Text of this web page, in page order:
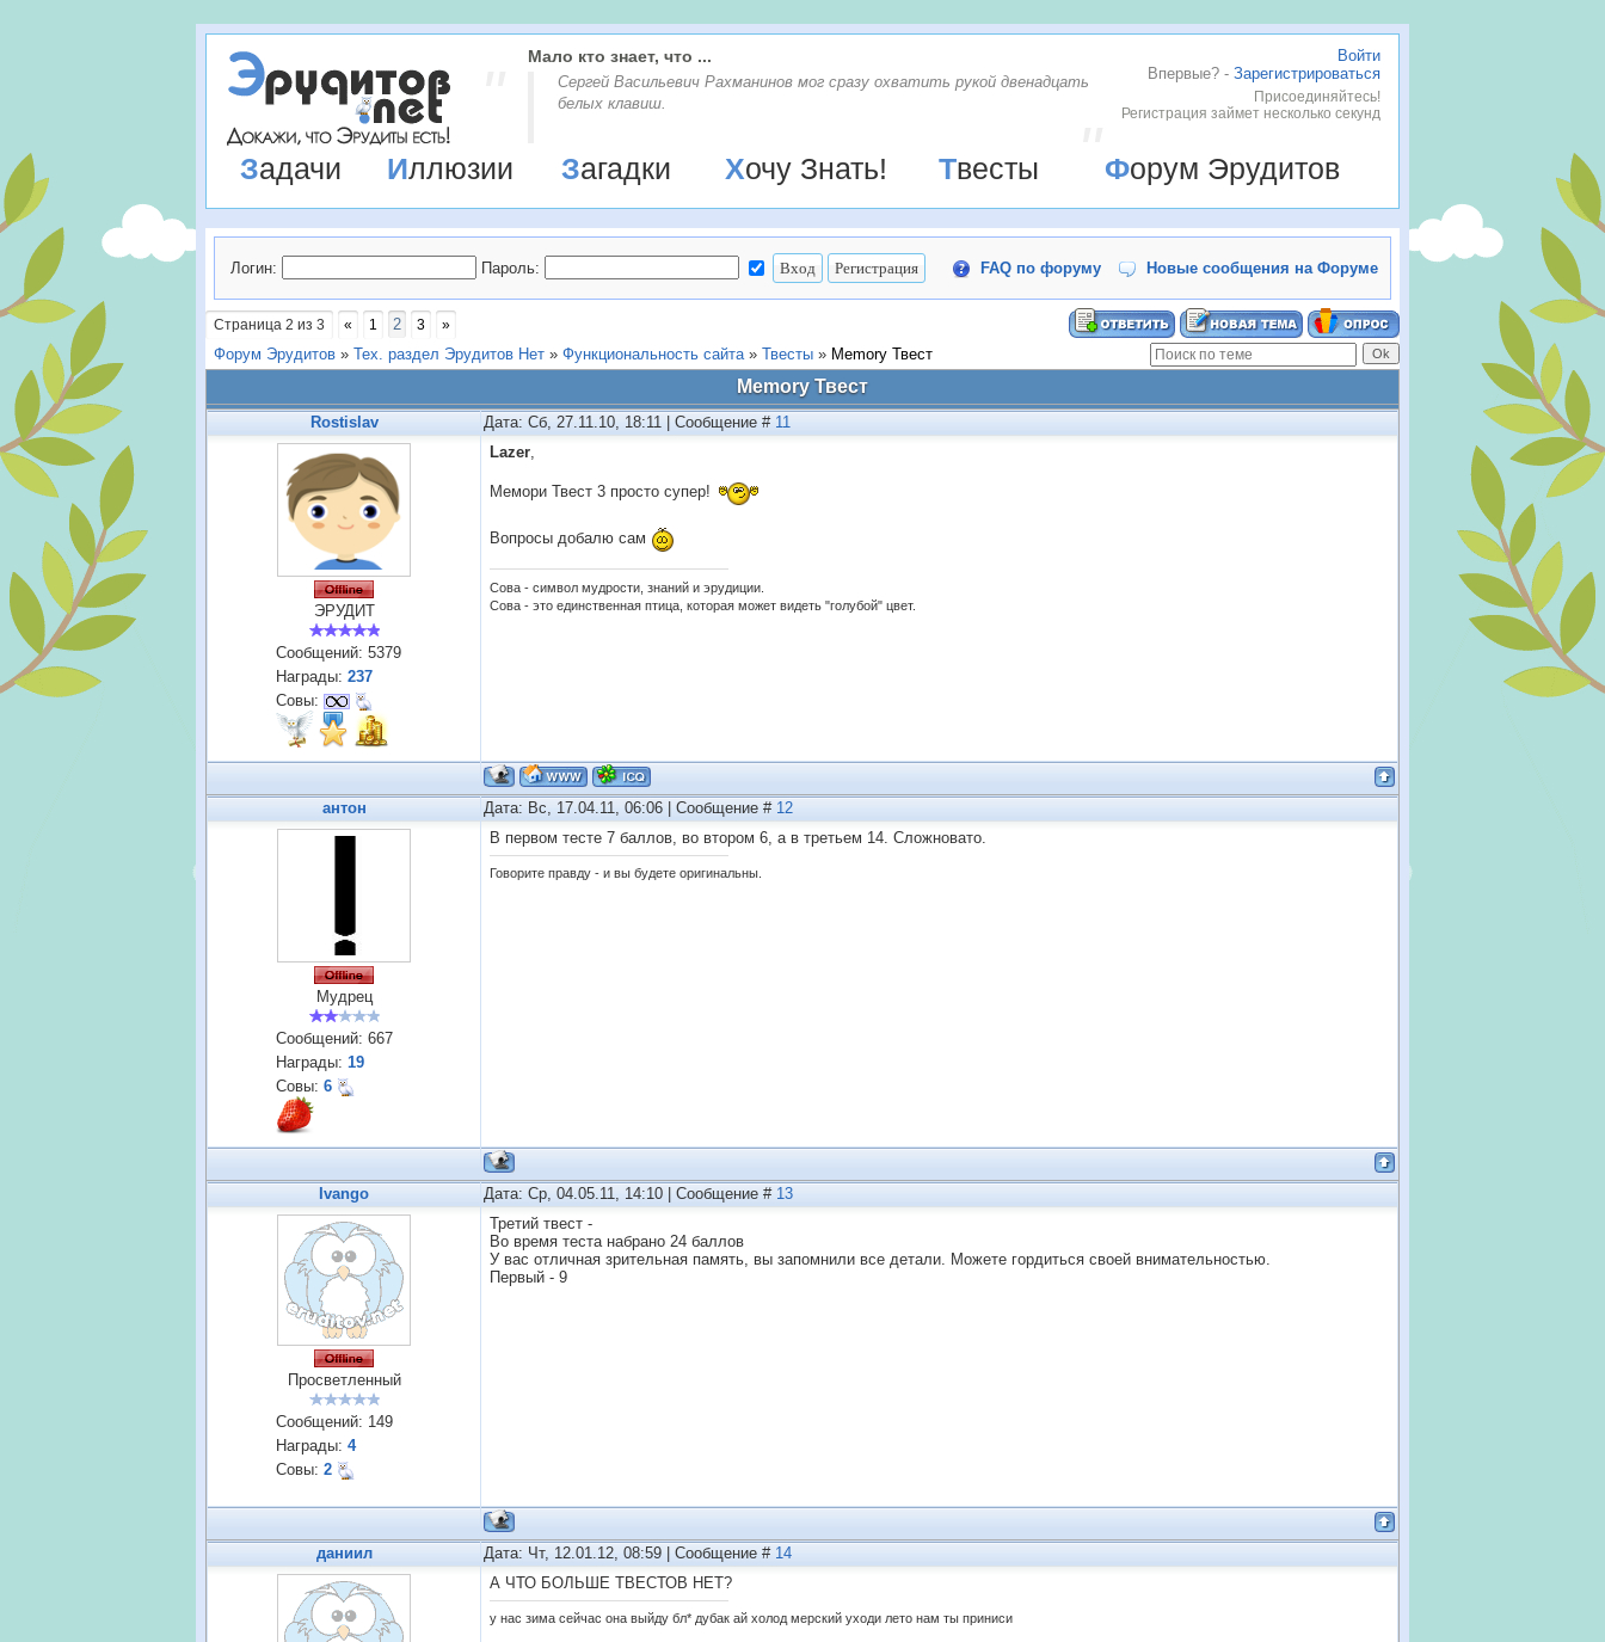
Войти
Впервые? - Зарегистрироваться
Присоединяйтесь!
Регистрация займет несколько секунд
Мало кто знает, что ...
Сергей Васильевич Рахманинов мог сразу охватить рукой двенадцать
белых клавиш.
Задачи Иллюзии Загадки Хочу Знать! Твесты Форум Эрудитов
Логин: Пароль: FAQ по форуму Новые сообщения на Форуме
Страница 2 из 3 « 1 2 3 »
Форум Эрудитов » Тех. раздел Эрудитов Нет » Функциональность сайта » Твесты » Memory Твест
Memory Твест
Rostislav Дата: Сб, 27.11.10, 18:11 | Сообщение # 11
ЭРУДИТ
Сообщений: 5379
Награды: 237
Совы:
Lazer,
Мемори Твест 3 просто супер!
Вопросы добалю сам
Сова - символ мудрости, знаний и эрудиции.
Сова - это единственная птица, которая может видеть "голубой" цвет.
антон Дата: Вс, 17.04.11, 06:06 | Сообщение # 12
Мудрец
Сообщений: 667
Награды: 19
Совы: 6
В первом тесте 7 баллов, во втором 6, а в третьем 14. Сложновато.
Говорите правду - и вы будете оригинальны.
Ivango Дата: Ср, 04.05.11, 14:10 | Сообщение # 13
Просветленный
Сообщений: 149
Награды: 4
Совы: 2
Третий твест -
Во время теста набрано 24 баллов
У вас отличная зрительная память, вы запомнили все детали. Можете гордиться своей внимательностью.
Первый - 9
даниил Дата: Чт, 12.01.12, 08:59 | Сообщение # 14
А ЧТО БОЛЬШЕ ТВЕСТОВ НЕТ?
у нас зима сейчас она выйду бл* дубак ай холод мерский уходи лето нам ты приниси